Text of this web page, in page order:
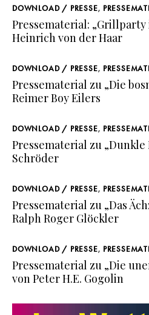
DOWNLOAD / PRESSE,
Pressematerial:
Heinrich von der Haar
DOWNLOAD / PRESSE,
Pressematerial zu „Die
Reimer Boy Eilers
DOWNLOAD / PRESSE,
Pressematerial zu „Dunkle
Schröder
DOWNLOAD / PRESSE,
Pressematerial zu „Das
Ralph Roger Glöckler
DOWNLOAD / PRESSE,
Pressematerial zu „Die
von Peter H.E. Gogolin